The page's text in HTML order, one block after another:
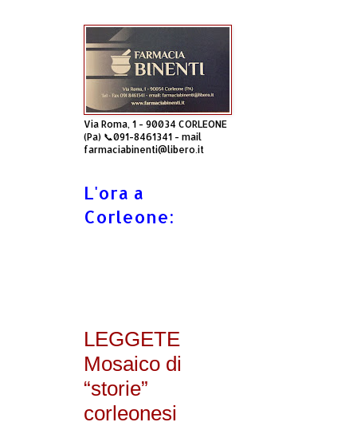
Via Roma, 1 - 90034 CORLEONE
(Pa) 📞091-8461341 - mail
farmaciabinenti@libero.it
L'ora a
Corleone:
LEGGETE
Mosaico di
“storie”
corleonesi